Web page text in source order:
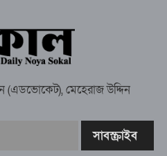
সম্পাদক কামাল হোসাইনের
মিলাদ ও দোয়া
ছবি বিকৃত করে অপপ্রচারের
(এডভোকেট), মেহেরাজ উদ্দিন